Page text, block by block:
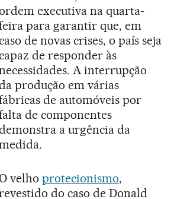
executiva na quarta-
para garantir que, em
de novas crises, o país seja
de responder às
A interrupção
produção em várias
de automóveis por
de componentes
a urgência da
O velho protecionismo,
do caso de Donald